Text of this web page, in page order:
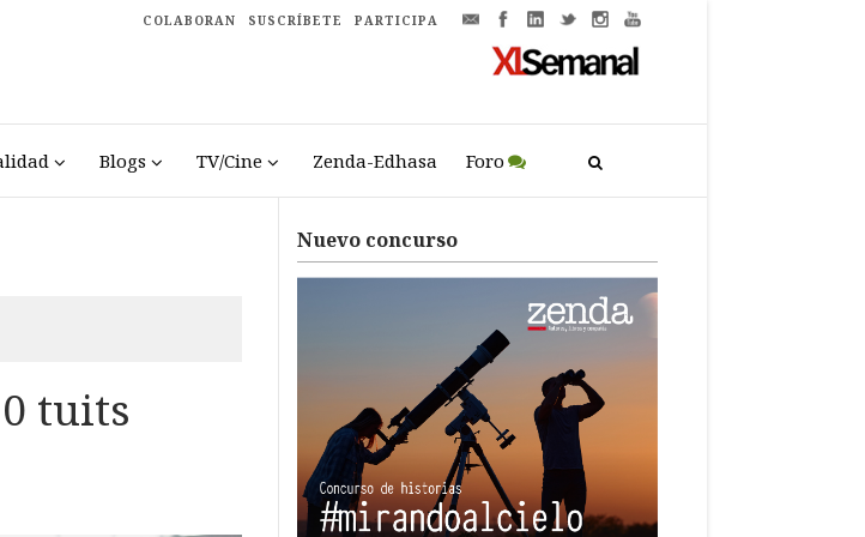
COLABORAN SUSCRÍBETE PARTICIPA
Blogs TV/Cine Zenda-Edhasa Foro
tuits
Nuevo concurso